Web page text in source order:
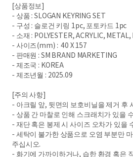
[상품정보]
- 상품 : SLOGAN KEYRING SET
- 구성 : 슬로건 키링 1pc, 포토카드 1pc
- 소재 : POLYESTER, ACRYLIC, METAL,
- 사이즈(mm) : 40 X 157
- 판매원 : SM BRAND MARKETING
- 제조국 : KOREA
- 제조년월 : 2025.09
[주의 사항]
- 아크릴 앞, 뒷면의 보호비닐을 제거 후
- 상품 간 마찰로 인해 스크래치가 있을
- 재단 혹은 봉제 시 사이즈 오차가 있
- 세탁이 불가한 상품으로 오염 부분만
주십시오.
- 화기에 가까이하거나, 습한 환경 혹은